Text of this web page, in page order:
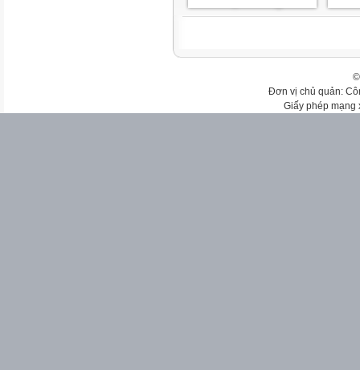
Đơn vị chủ quản:
Giấy phép mạng